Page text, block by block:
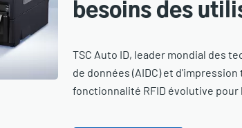
besoins des
TSC Auto ID, leader mondial des
de données (AIDC) et
fonctionnalité RFID évolutive